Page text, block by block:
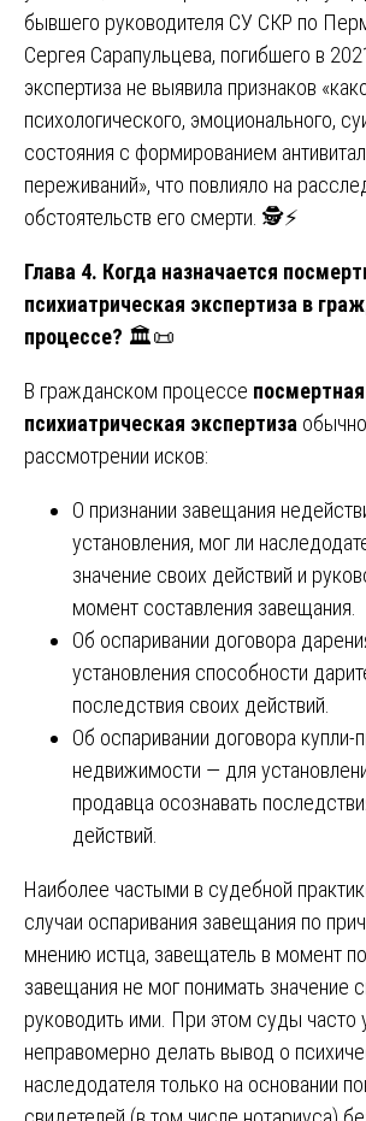
бывшего руководителя СУ СКР по
Сергея Сарапульцева, погибшего в
экспертиза не выявила признаков
психологического, эмоционального,
состояния с формированием
переживаний», что повлияло на
обстоятельств его смерти. 🕵️⚡
Глава 4. Когда назначается
психиатрическая экспертиза в
процессе? 🏛️📜
В гражданском процессе
психиатрическая экспертиза
рассмотрении исков:
О признании завещания
установления, мог ли
значение своих действий и
момент составления завещания.
Об оспаривании договора
установления способности
последствия своих действий.
Об оспаривании договора купли-
недвижимости — для
продавца осознавать
действий.
Наиболее частыми в судебной
случаи оспаривания завещания по
мнению истца, завещатель в момент
завещания не мог понимать значение
руководить ими. При этом суды часто
неправомерно делать вывод о
наследодателя только на основании